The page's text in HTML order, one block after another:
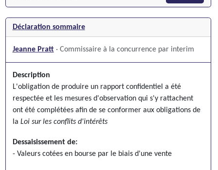
Déclaration sommaire
Jeanne Pratt · Commissaire à la concurrence par interim
Description
L'obligation de produire un rapport confidentiel a été
respectée et les mesures d'observation qui s'y rattachent
ont été complétées afin de se conformer aux obligations de
la Loi sur les conflits d'intérêts
Dessaisissement de:
- Valeurs cotées en bourse par le biais d'une vente